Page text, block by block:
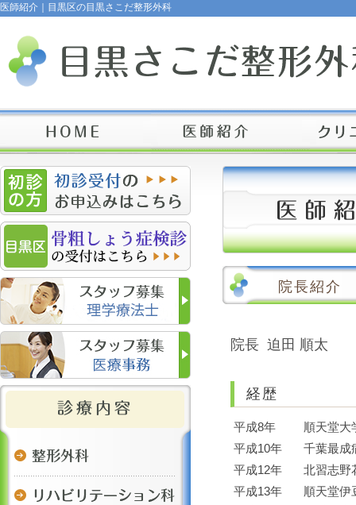
医師紹介｜目黒区の目黒さこだ整形外科
院長紹介
院長 迫田 順太
経歴
平成8年
順天堂大
平成10年
千葉最成
平成12年
北習志野
平成13年
順天堂伊